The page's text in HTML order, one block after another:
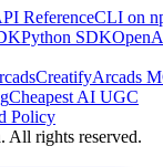
ReferenceCLI on
Python SDK
CreatifyArcads
Cheapest AI UGC
Policy
All rights reserved.